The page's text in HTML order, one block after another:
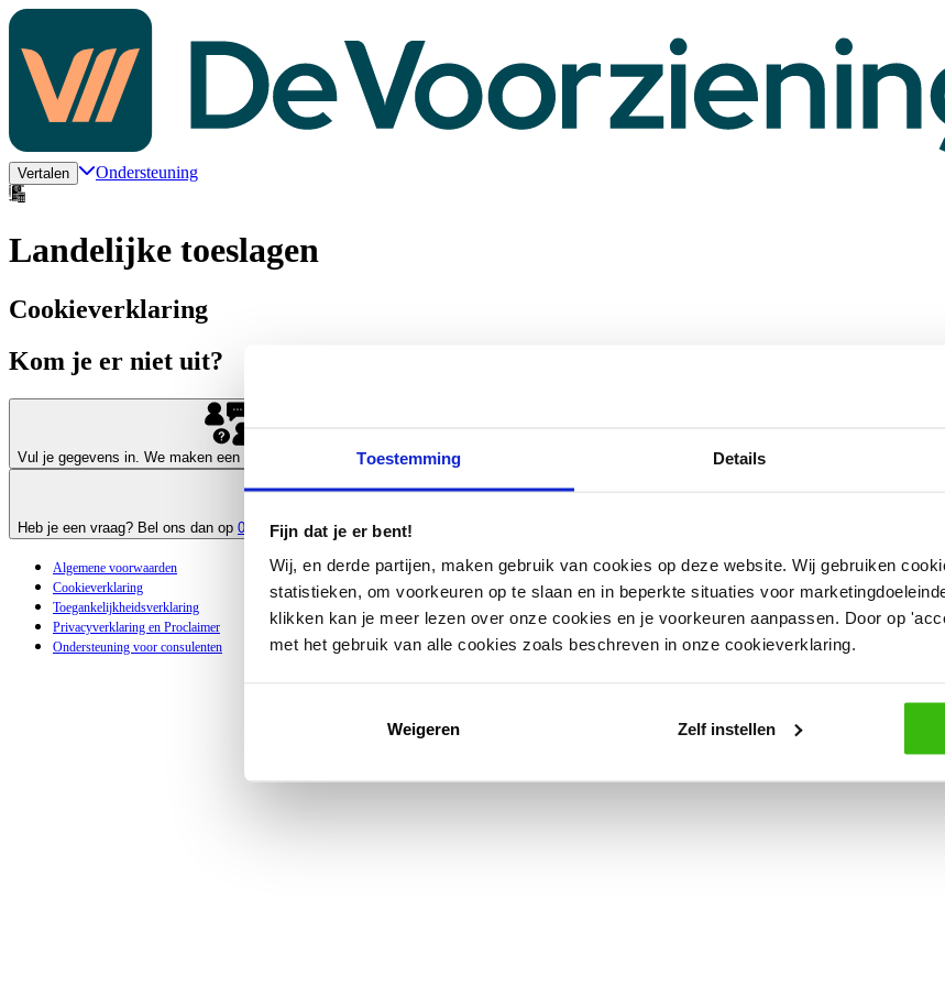
Toestemming Details
Fijn dat je er bent!
Wij, en derde partijen, maken gebruik van cookies op deze website. Wij gebruiken
statistieken, om voorkeuren op te slaan en in beperkte situaties voor
klikken kan je meer lezen over onze cookies en je voorkeuren aanpassen. Door op
met het gebruik van alle cookies zoals beschreven in onze cookieverklaring.
Weigeren Zelf instellen
Vertalen Ondersteuning
Landelijke toeslagen
Cookieverklaring
Kom je er niet uit?
Vul je gegevens in. We maken een afspraak om samen te kijken wat voor jou geldt.
Krijg live antwoord op je vragen. Je kan met ons chatten
Heb je een vraag? Bel ons dan op 085-7738089. Dit kan op werkdagen tussen 09:00 en 21:00 uur.
Algemene voorwaarden
Cookieverklaring
Toegankelijkheidsverklaring
Privacyverklaring en Proclaimer
Ondersteuning voor consulenten